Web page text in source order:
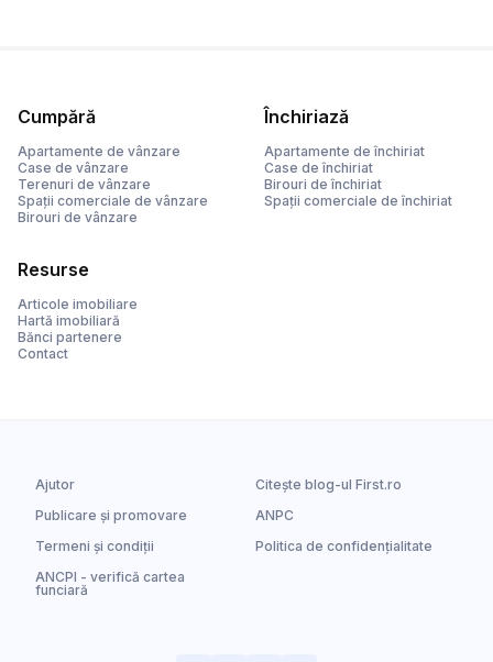
Cumpără
Apartamente de vânzare
Case de vânzare
Terenuri de vânzare
Spații comerciale de vânzare
Birouri de vânzare
Închiriază
Apartamente de închiriat
Case de închiriat
Birouri de închiriat
Spații comerciale de închiriat
Resurse
Articole imobiliare
Hartă imobiliară
Bănci partenere
Contact
Ajutor
Citește blog-ul First.ro
Publicare și promovare
ANPC
Termeni și condiții
Politica de confidențialitate
ANCPI - verifică cartea
funciară